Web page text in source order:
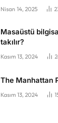
Nisan 14, 2025
Masaüstü
takılır?
Kasım 13, 2024
The Manhattan
Kasım 13, 2024